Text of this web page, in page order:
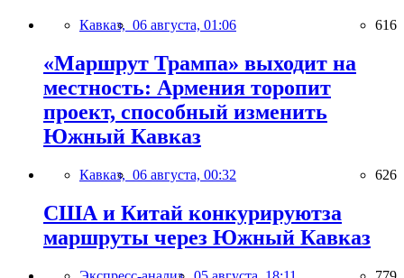
Кавказ, 06 августа, 01:06 616
«Маршрут Трампа» выходит на
местность: Армения торопит
проект, способный изменить
Южный Кавказ
Кавказ, 06 августа, 00:32 626
США и Китай конкурируютза
маршруты через Южный Кавказ